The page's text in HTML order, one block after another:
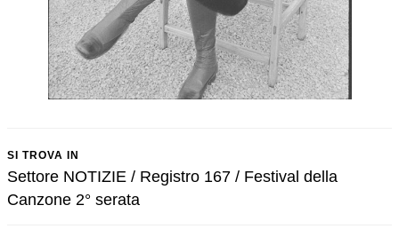
SI TROVA IN
Settore NOTIZIE / Registro 167 / Festival della
Canzone 2° serata